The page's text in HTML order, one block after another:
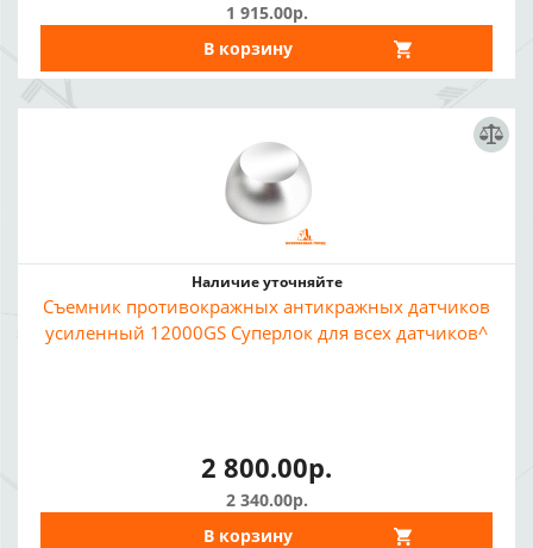
1 915.00р.
В корзину
Наличие уточняйте
Съемник противокражных антикражных датчиков
усиленный 12000GS Суперлок для всех датчиков^
2 800.00р.
2 340.00р.
В корзину